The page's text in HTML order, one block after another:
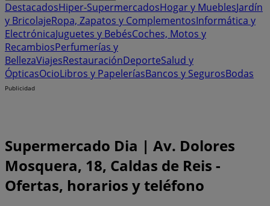
DestacadosHiper-SupermercadosHogar y MueblesJardín
y BricolajeRopa, Zapatos y ComplementosInformática y
ElectrónicaJuguetes y BebésCoches, Motos y
RecambiosPerfumerías y
BellezaViajesRestauraciónDeporteSalud y
ÓpticasOcioLibros y PapeleríasBancos y SegurosBodas
Publicidad
Supermercado Dia | Av. Dolores
Mosquera, 18, Caldas de Reis -
Ofertas, horarios y teléfono